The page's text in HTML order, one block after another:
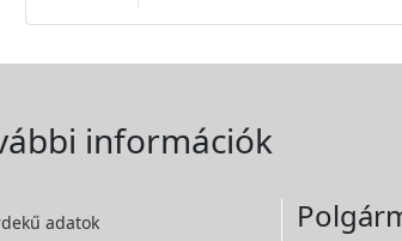
információk
adatok